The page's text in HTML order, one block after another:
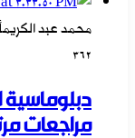
محمد عبد الكريم
362
دبلوماسية
مراجعات